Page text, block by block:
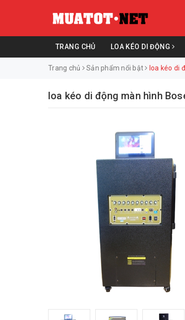
TRANG CHỦ LOA KÉO DI ĐỘNG
Trang chủ Sản phẩm nổi bật loa kéo di
loa kéo di động màn hình